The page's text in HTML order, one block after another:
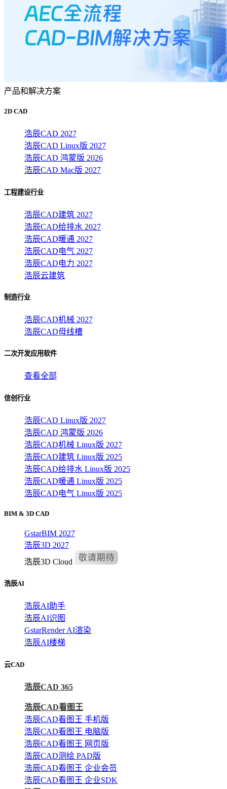
产品和解决方案
2D CAD
浩辰CAD 2027
浩辰CAD Linux版 2027
浩辰CAD 鸿蒙版 2026
浩辰CAD Mac版 2027
工程建设行业
浩辰CAD建筑 2027
浩辰CAD给排水 2027
浩辰CAD暖通 2027
浩辰CAD电气 2027
浩辰CAD电力 2027
浩辰云建筑
制造行业
浩辰CAD机械 2027
浩辰CAD母线槽
二次开发应用软件
查看全部
信创行业
浩辰CAD Linux版 2027
浩辰CAD 鸿蒙版 2026
浩辰CAD机械 Linux版 2027
浩辰CAD建筑 Linux版 2025
浩辰CAD给排水 Linux版 2025
浩辰CAD暖通 Linux版 2025
浩辰CAD电气 Linux版 2025
BIM & 3D CAD
GstarBIM 2027
浩辰3D 2027
浩辰3D Cloud
浩辰AI
浩辰AI助手
浩辰AI识图
GstarRender AI渲染
浩辰AI楼梯
云CAD
浩辰CAD 365
浩辰CAD看图王
浩辰CAD看图王 手机版
浩辰CAD看图王 电脑版
浩辰CAD看图王 网页版
浩辰CAD测绘 PAD版
浩辰CAD看图王 企业会员
浩辰CAD看图王 企业SDK